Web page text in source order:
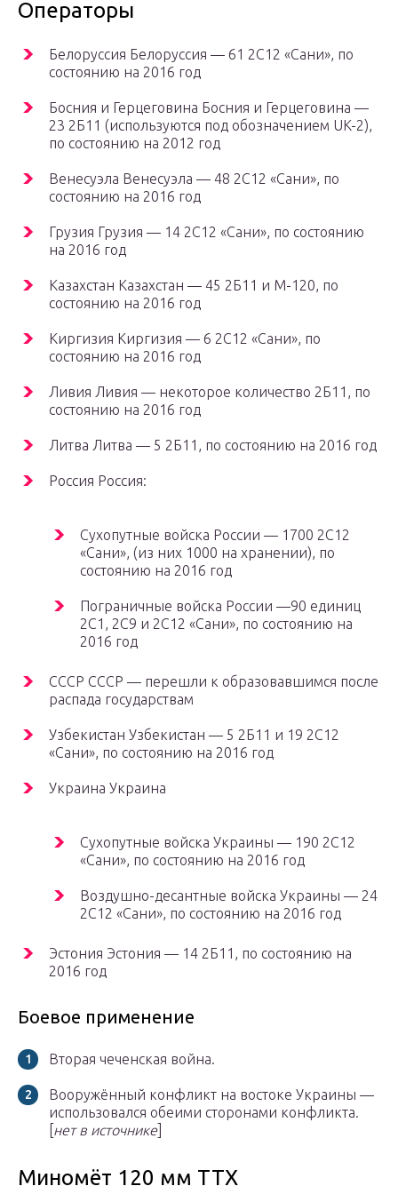
Операторы
Белоруссия Белоруссия — 61 2С12 «Сани», по
состоянию на 2016 год
Босния и Герцеговина Босния и Герцеговина —
23 2Б11 (используются под обозначением UK-2),
по состоянию на 2012 год
Венесуэла Венесуэла — 48 2С12 «Сани», по
состоянию на 2016 год
Грузия Грузия — 14 2С12 «Сани», по состоянию
на 2016 год
Казахстан Казахстан — 45 2Б11 и М-120, по
состоянию на 2016 год
Киргизия Киргизия — 6 2С12 «Сани», по
состоянию на 2016 год
Ливия Ливия — некоторое количество 2Б11, по
состоянию на 2016 год
Литва Литва — 5 2Б11, по состоянию на 2016 год
Россия Россия:
Сухопутные войска России — 1700 2С12
«Сани», (из них 1000 на хранении), по
состоянию на 2016 год
Пограничные войска России —90 единиц
2С1, 2С9 и 2С12 «Сани», по состоянию на
2016 год
СССР СССР — перешли к образовавшимся после
распада государствам
Узбекистан Узбекистан — 5 2Б11 и 19 2С12
«Сани», по состоянию на 2016 год
Украина Украина
Сухопутные войска Украины — 190 2С12
«Сани», по состоянию на 2016 год
Воздушно-десантные войска Украины — 24
2С12 «Сани», по состоянию на 2016 год
Эстония Эстония — 14 2Б11, по состоянию на
2016 год
Боевое применение
Вторая чеченская война.
Вооружённый конфликт на востоке Украины —
использовался обеими сторонами конфликта.
нет в источнике]
Миномёт 120 мм ТТХ